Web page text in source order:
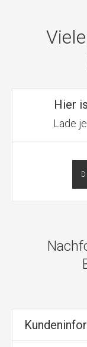
Hier
Lade